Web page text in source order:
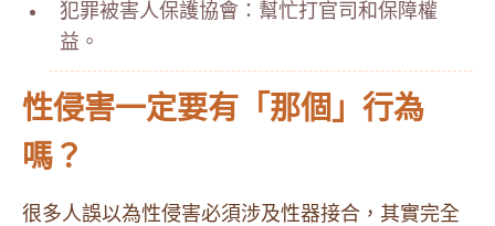
犯罪被害人保護協會：幫忙打官司和保障權
益。
性侵害一定要有「那個」行為
嗎？
很多人誤以為性侵害必須涉及性器接合，其實完全